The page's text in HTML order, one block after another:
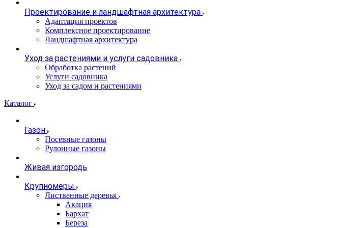
Проектирование и ландшафтная архитектура
Адаптация проектов
Комплексное проектирование
Ландшафтная архитектура
Уход за растениями и услуги садовника
Обработка растений
Услуги садовника
Уход за садом и растениями
Каталог
Газон
Посевные газоны
Рулонные газоны
Живая изгородь
Крупномеры
Лиственные деревья
Акация
Бархат
Береза